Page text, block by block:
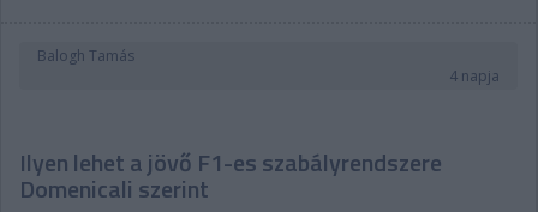
Balogh Tamás
4 napja
Ilyen lehet a jövő F1-es szabályrendszere
Domenicali szerint